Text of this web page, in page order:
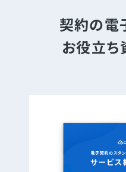
契約の電
お役立ち